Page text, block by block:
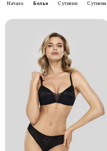
Начало Бельо Сутиени Сутиени